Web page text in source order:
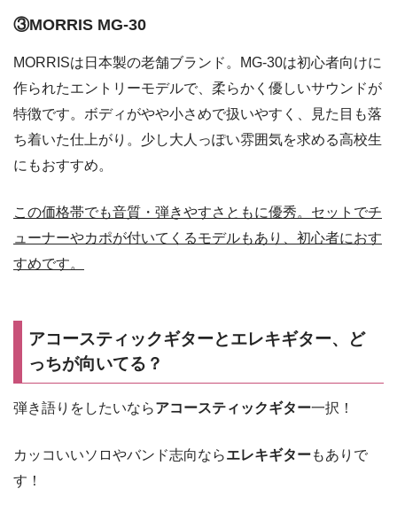
③MORRIS MG-30
MORRISは日本製の老舗ブランド。MG-30は初心者向けに
作られたエントリーモデルで、柔らかく優しいサウンドが
特徴です。ボディがやや小さめで扱いやすく、見た目も落
ち着いた仕上がり。少し大人っぽい雰囲気を求める高校生
にもおすすめ。
この価格帯でも音質・弾きやすさともに優秀。セットでチ
ューナーやカポが付いてくるモデルもあり、初心者におす
すめです。
アコースティックギターとエレキギター、ど
っちが向いてる？
弾き語りをしたいならアコースティックギター一択！
カッコいいソロやバンド志向ならエレキギターもありで
す！